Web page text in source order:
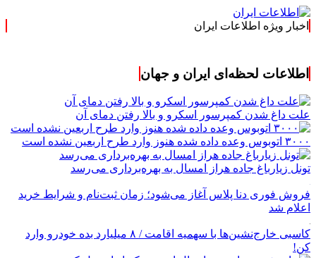
اخبار ویژه اطلاعات ایران
اطلاعات لحظه‌ای ایران و جهان
علت داغ شدن کمپرسور اسکرو و بالا رفتن دمای آن
۳۰۰۰ اتوبوس وعده داده شده هنوز وارد طرح اربعین نشده است
تونل زیارباغ جاده هراز امسال به بهره‌برداری می‌رسد
فروش فوری دنا پلاس آغاز می‌شود؛ زمان ثبت‌نام و شرایط خرید
اعلام شد
کاسبی خارج‌نشین‌ها با سهمیه اقامت / ۸ میلیارد بده خودرو وارد
کن!